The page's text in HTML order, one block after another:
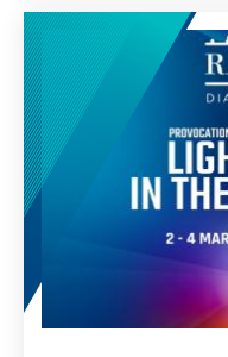
Tendenz steigend.
Geschichte
Kommentatoren
Seiten den Aspekt
am besten zu ihrer
internationalen
verunsichert über
Vereinigten
Geist des